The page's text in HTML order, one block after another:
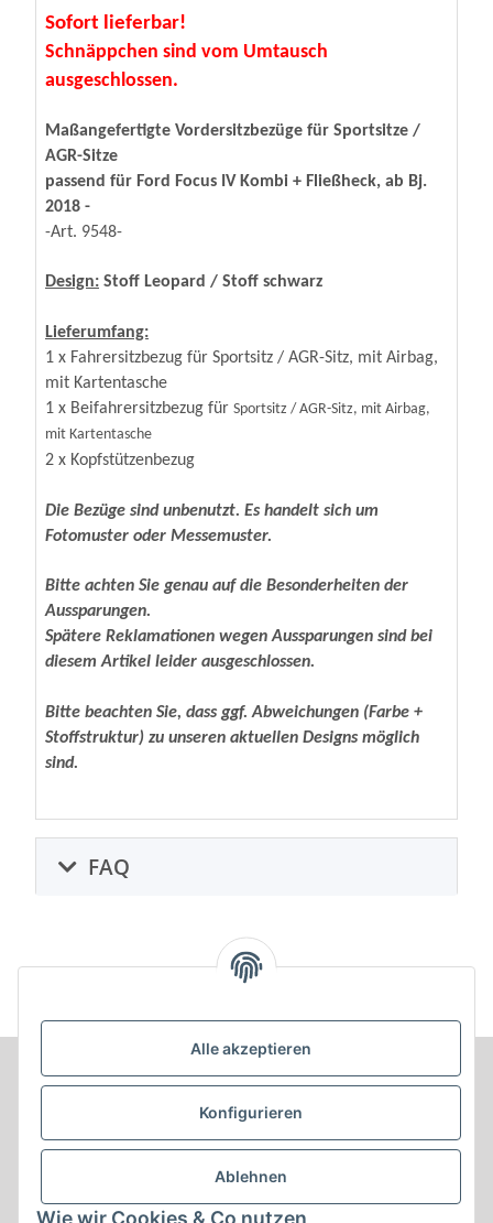
Alle akzeptieren
Konfigurieren
Ablehnen
Wie wir Cookies & Co nutzen
Sofort lieferbar!
Schnäppchen sind vom Umtausch
ausgeschlossen.
Maßangefertigte Vordersitzbezüge für Sportsitze /
AGR-Sitze
passend für Ford Focus IV Kombi + Fließheck, ab Bj.
2018 -
-Art. 9548-
Design: Stoff Leopard / Stoff schwarz
Lieferumfang:
1 x Fahrersitzbezug für Sportsitz / AGR-Sitz, mit Airbag,
mit Kartentasche
1 x Beifahrersitzbezug für Sportsitz / AGR-Sitz, mit Airbag,
mit Kartentasche
2 x Kopfstützenbezug
Die Bezüge sind unbenutzt. Es handelt sich um
Fotomuster oder Messemuster.
Bitte achten Sie genau auf die Besonderheiten der
Aussparungen.
Spätere Reklamationen wegen Aussparungen sind bei
diesem Artikel leider ausgeschlossen.
Bitte beachten Sie, dass ggf. Abweichungen (Farbe +
Stoffstruktur) zu unseren aktuellen Designs möglich
sind.
FAQ
Informationen
Produkt Informationen
Shop Informationen